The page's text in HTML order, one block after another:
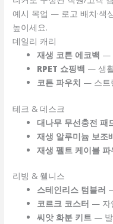
예시 목업 — 로고 배치·색
높이세요.
데일리 캐리
재생 코튼 에코백 —
RPET 쇼핑백 — 생
코튼 파우치 — 스트
테크 & 데스크
대나무 무선충전 패
재생 알루미늄 보조
재생 펠트 케이블 파
리빙 & 웰니스
스테인리스 텀블러
코르크 코스터 — 자
씨앗 화분 키트 — 발